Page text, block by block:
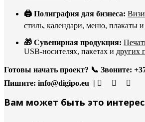
🖨️ Полиграфия для бизнеса:
стиль, календари, меню, плакаты
🎁 Сувенирная продукция:
USB-носителях, пакетах и других
Готовы начать проект? 📞 Звоните:
Пишите: info@digipo.eu |
Вам может быть это